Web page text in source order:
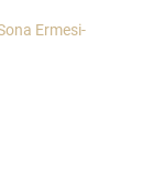
Ermesi-